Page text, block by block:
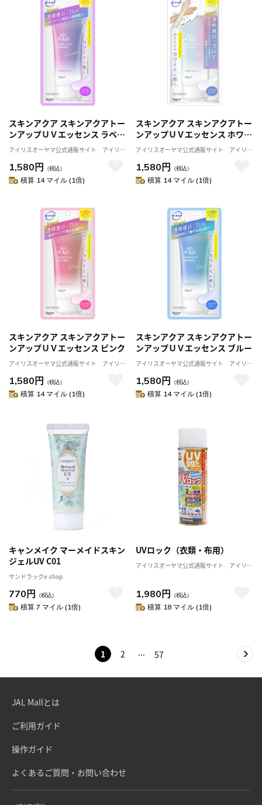
スキンアクア スキンアクアトー
ンアップＵＶエッセンス ラベン
ダー
アイリスオーヤマ公式通販サイト アイリス
1,580円 （税込）
積算 14 マイル (1倍)
スキンアクア スキンアクアトー
ンアップＵＶエッセンス ホワイ
ト
アイリスオーヤマ公式通販サイト アイリス
1,580円 （税込）
積算 14 マイル (1倍)
スキンアクア スキンアクアトー
ンアップＵＶエッセンス ピンク
アイリスオーヤマ公式通販サイト アイリス
1,580円 （税込）
積算 14 マイル (1倍)
スキンアクア スキンアクアトー
ンアップＵＶエッセンス ブルー
アイリスオーヤマ公式通販サイト アイリス
1,580円 （税込）
積算 14 マイル (1倍)
キャンメイク マーメイドスキン
ジェルUV C01
サンドラッグe-shop
770円 （税込）
積算 7 マイル (1倍)
UVロック（衣類・布用）
アイリスオーヤマ公式通販サイト アイリス
1,980円 （税込）
積算 18 マイル (1倍)
1 2 57
JAL Mallとは
ご利用ガイド
操作ガイド
よくあるご質問・お問い合わせ